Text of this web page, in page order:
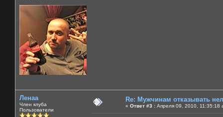
Ленаа
Член клуба
Пользователи
Re: Мужчинам отказывать
« Ответ #3 : Апреля 09, 2010, 11:35:18